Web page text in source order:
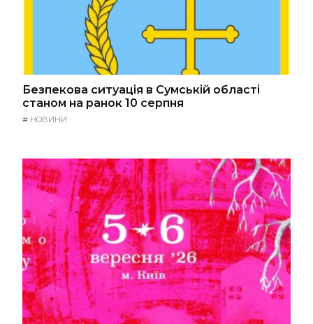
Безпекова ситуація в Сумській області
станом на ранок 10 серпня
# НОВИНИ